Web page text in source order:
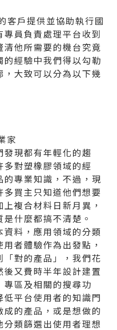
客戶提供並協助執行國
員負責處理平台收到
他所需要的機台究竟
的經驗中我們得以勾勒
，大致可以分為以下幾
家
現都有年輕化的趨
多對塑橡膠領域的經
專業知識，不過，現
買主只知道他們想要
複合材料日新月異，
什麼都搞不清楚。
料，應用領域的分類
者體驗作為出發點，
對的產品」，我們花
又費時半年設計建置
專區及相關的搜尋功
平台使用者的知識門
的產品，或是想做的
類篩選出使用者理想